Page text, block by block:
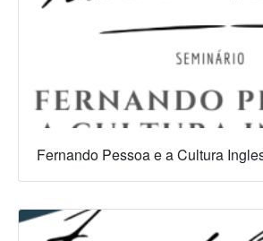
Fernando Pessoa e a Cultura